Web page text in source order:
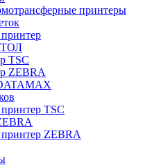
принтеры
TSC
ZEBRA
TSC
ZEBRA